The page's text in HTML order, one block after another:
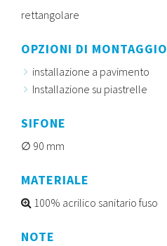
rettangolare
OPZIONI DI MONTAGGIO
installazione a pavimento
Installazione su piastrelle
SIFONE
90 mm
MATERIALE
100% acrilico sanitario fuso
NOTE